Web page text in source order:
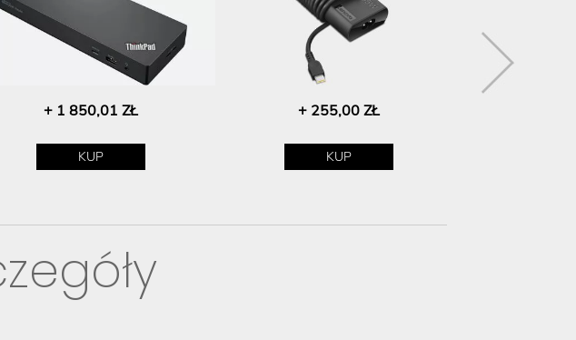
+ 1 850,01 ZŁ
KUP
+ 255,00 ZŁ
KUP